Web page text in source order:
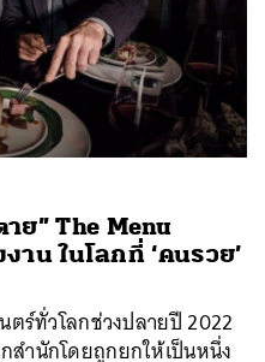
ย” The Menu
น ในโลกที่ ‘คนรวย’
ตร์ทั่วโลกช่วงปลายปี 2022
สำนักโดยถูกยกให้เป็นหนึ่ง